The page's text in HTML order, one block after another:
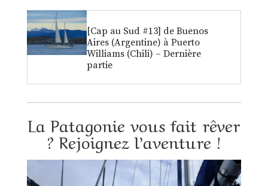
[Cap au Sud #13] de Buenos
Aires (Argentine) à Puerto
Williams (Chili) – Dernière
partie
La Patagonie vous fait rêver
? Rejoignez l’aventure !